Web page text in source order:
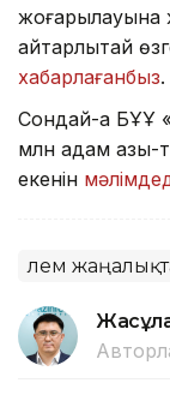
жоғарылауына
айтарлықтай
хабарлағанбыз.
Сондай-ақ БҰҰ
млн адам
екенін
Әлем